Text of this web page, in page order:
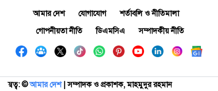
আমার দেশ যোগাযোগ
শর্তাবলি ও নীতিমালা
গোপনীয়তা নীতি
ডিএমসিএ সম্পাদকীয় নীতি
স্বত্ব: ©️আমার দেশ| সম্পাদক ও প্রকাশক, মাহমুদুর রহমান